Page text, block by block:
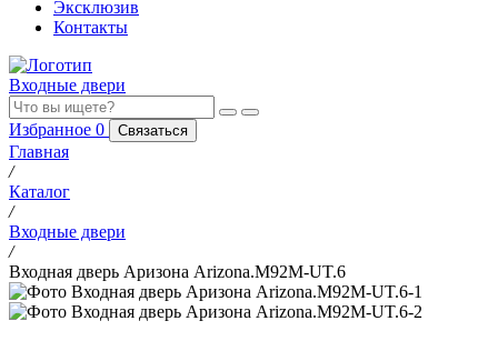
Эксклюзив
Контакты
Входные двери
Избранное 0 Связаться
Главная
/
Каталог
/
Входные двери
/
Входная дверь Аризона Arizona.M92M-UT.6